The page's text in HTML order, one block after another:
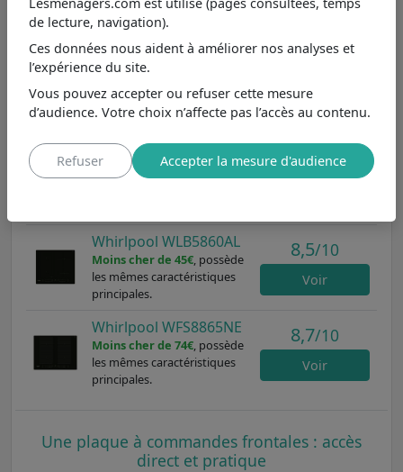
Parmi les
plaques de cuisson avec 4 foyers :
polyvalence pour les cuistotsdans les autres marques
et aux caractéristiques principales les plus proches, nous
pouvons le comparer aux modèles WL S7960 NE
WLB5860ALetWFS8865NE.
Whirlpool WL S7960 NE
Moins cher de 125€ 8,7/10
Whirlpool WLB5860AL
Moins cher de 45€, possède
les mêmes caractéristiques
principales.
8,5/10
Voir
Whirlpool WFS8865NE
Moins cher de 74€, possède
les mêmes caractéristiques
principales.
8,7/10
Voir
Une plaque à commandes frontales : accès
direct et pratique
de lecture, navigation).
Ces données nous aident à améliorer nos analyses et
l’expérience du site.
Vous pouvez accepter ou refuser cette mesure
d’audience. Votre choix n’affecte pas l’accès au contenu.
Refuser Accepter la mesure d'audience